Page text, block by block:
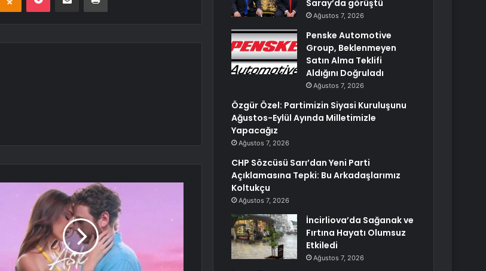
Saray’da görüştü
Ağustos 7, 2026
Penske Automotive
Group, Beklenmeyen
Satın Alma Teklifi
Aldığını Doğruladı
Ağustos 7, 2026
Özgür Özel: Partimizin Siyasi Kuruluşunu
Ağustos-Eylül Ayında Milletimizle
Yapacağız
Ağustos 7, 2026
CHP Sözcüsü Sarı’dan Yeni Parti
Açıklamasına Tepki: Bu Arkadaşlarımız
Koltukçu
Ağustos 7, 2026
İncirliova’da Sağanak ve
Fırtına Hayatı Olumsuz
Etkiledi
Ağustos 7, 2026